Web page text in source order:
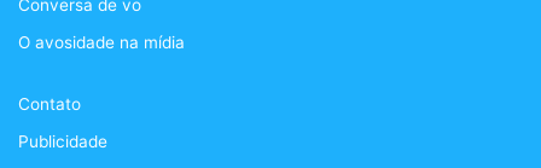
Conversa de vo
O avosidade na mídia
Contato
Publicidade